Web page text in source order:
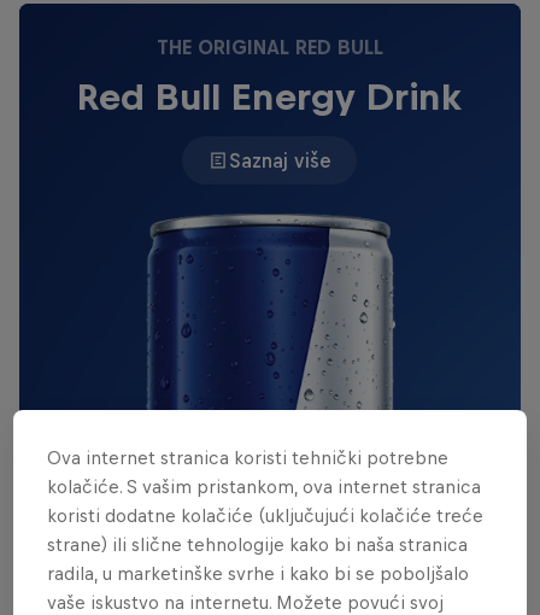
THE ORIGINAL RED BULL
Red Bull Energy Drink
Saznaj više
Ova internet stranica koristi tehnički potrebne
kolačiće. S vašim pristankom, ova internet stranica
koristi dodatne kolačiće (uključujući kolačiće treće
strane) ili slične tehnologije kako bi naša stranica
radila, u marketinške svrhe i kako bi se poboljšalo
vaše iskustvo na internetu. Možete povući svoj